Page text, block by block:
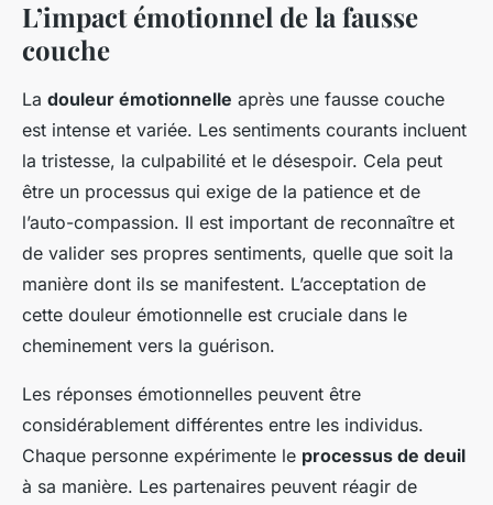
Douleur et perte: le deuil
après une fausse couche
Marie•13 février 2025•6 min de lecture
L’impact émotionnel de la fausse
couche
La douleur émotionnelle après une fausse couche
est intense et variée. Les sentiments courants incluent
la tristesse, la culpabilité et le désespoir. Cela peut
être un processus qui exige de la patience et de
l’auto-compassion. Il est important de reconnaître et
de valider ses propres sentiments, quelle que soit la
manière dont ils se manifestent. L’acceptation de
cette douleur émotionnelle est cruciale dans le
cheminement vers la guérison.
Les réponses émotionnelles peuvent être
considérablement différentes entre les individus.
Chaque personne expérimente le processus de deuil
à sa manière. Les partenaires peuvent réagir de